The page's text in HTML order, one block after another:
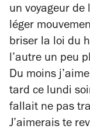
un voyageur de
léger
briser la loi du
l’autre un peu
Du moins
tard ce lundi
fallait ne pas
J’aimerais te